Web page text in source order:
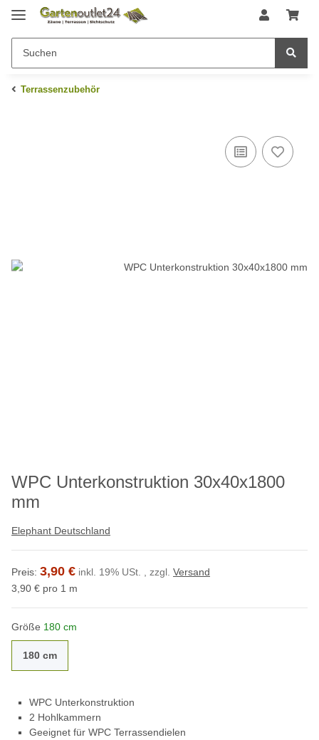
Terrassenzubehör
WPC Unterkonstruktion 30x40x1800
mm
Elephant Deutschland
Preis: 3,90 € inkl. 19% USt. , zzgl. Versand
3,90 € pro 1 m
Größe 180 cm
180 cm
WPC Unterkonstruktion
2 Hohlkammern
Geeignet für WPC Terrassendielen